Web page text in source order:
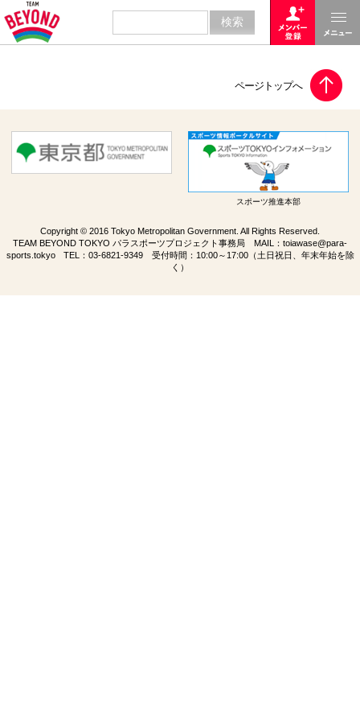
スポーツ推進本部
Copyright © 2016 Tokyo Metropolitan Government. All Rights Reserved.
TEAM BEYOND TOKYO パラスポーツプロジェクト事務局 MAIL： toiawase@para-
sports.tokyoTEL： 03-6821-9349受付時間：10:00～17:00（土日祝日、年末年始を除
く）